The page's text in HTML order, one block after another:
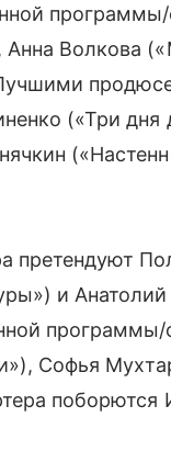
Волкова
(«Три
претендуют
и
Софья
поборются